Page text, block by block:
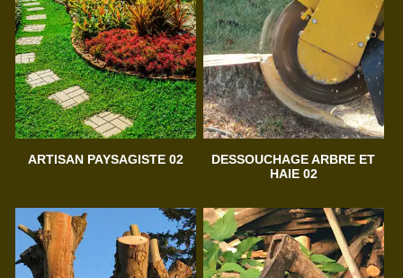
ARTISAN PAYSAGISTE 02
DESSOUCHAGE ARBRE ET
HAIE 02